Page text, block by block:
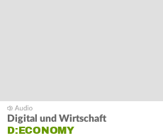
Digital und Wirtschaft
D:ECONOMY